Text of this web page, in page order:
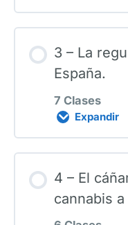
fiscalización
4.
0%
1.
2. Las
1988.
3 – La
España.
7 Clases
Expandir
0%
4 – El
cannabis